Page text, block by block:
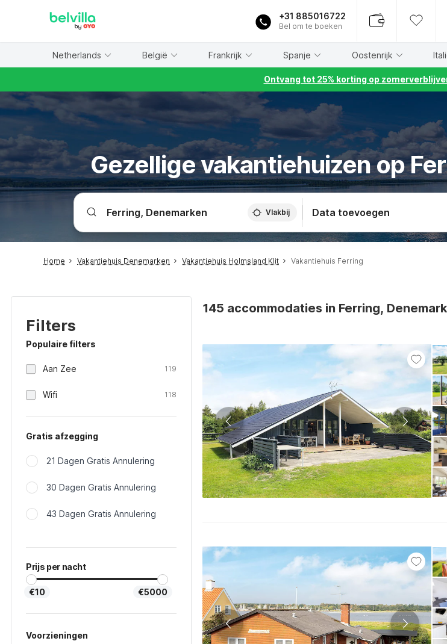
+31 885016722
Bel om te boeken
Netherlands België Frankrijk Spanje Oostenrijk
Ontvang tot 25% korting op
Gezellige vakantiehuizen op
Vlakbij Data toevoegen
Home Vakantiehuis Denemarken Vakantiehuis Holmsland Klit Vakantiehuis Ferring
Filters
Populaire filters
Aan Zee 119
Wifi 118
Gratis afzegging
21 Dagen Gratis Annulering
30 Dagen Gratis Annulering
43 Dagen Gratis Annulering
Prijs per nacht
€10 €5000
Voorzieningen
145 accommodaties in Ferring,